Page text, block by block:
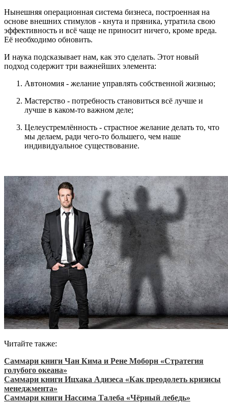
Нынешняя операционная система бизнеса, построенная на
основе внешних стимулов - кнута и пряника, утратила свою
эффективность и всё чаще не приносит ничего, кроме вреда.
Её необходимо обновить.
И наука подсказывает нам, как это сделать. Этот новый
подход содержит три важнейших элемента:
Автономия - желание управлять собственной жизнью;
Мастерство - потребность становиться всё лучше и
лучше в каком-то важном деле;
Целеустремлённость - страстное желание делать то, что
мы делаем, ради чего-то большего, чем наше
индивидуальное существование.
Читайте также:
Саммари книги Чан Кима и Рене Моборн «Стратегия
голубого океана»
Саммари книги Ицхака Адизеса «Как преодолеть кризисы
менеджмента»
Саммари книги Нассима Талеба «Чёрный лебедь»